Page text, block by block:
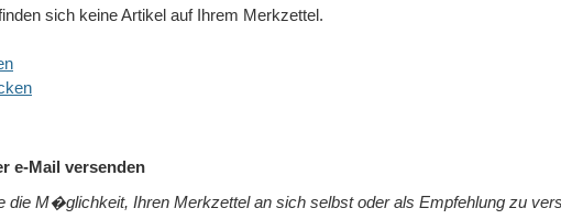
sich keine Artikel auf Ihrem Merkzettel.
e-Mail versenden
die M�glichkeit, Ihren Merkzettel an sich selbst oder als Empfehlung zu